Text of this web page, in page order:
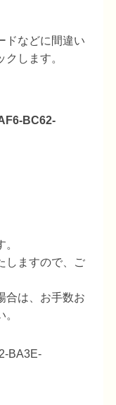
ドなどに間違い
します。
しますので、ご
合は、お手数お
。